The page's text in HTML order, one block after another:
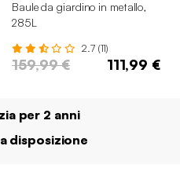
Baule da giardino in metallo,
285L
2.7 (11)
159,99 € 111,99 €
per 2 anni
disposizione